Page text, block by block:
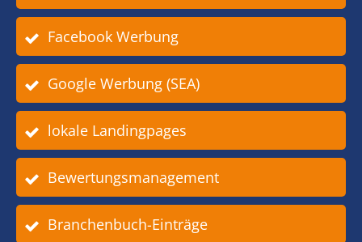
Facebook Werbung
Google Werbung (SEA)
lokale Landingpages
Bewertungsmanagement
Branchenbuch-Einträge